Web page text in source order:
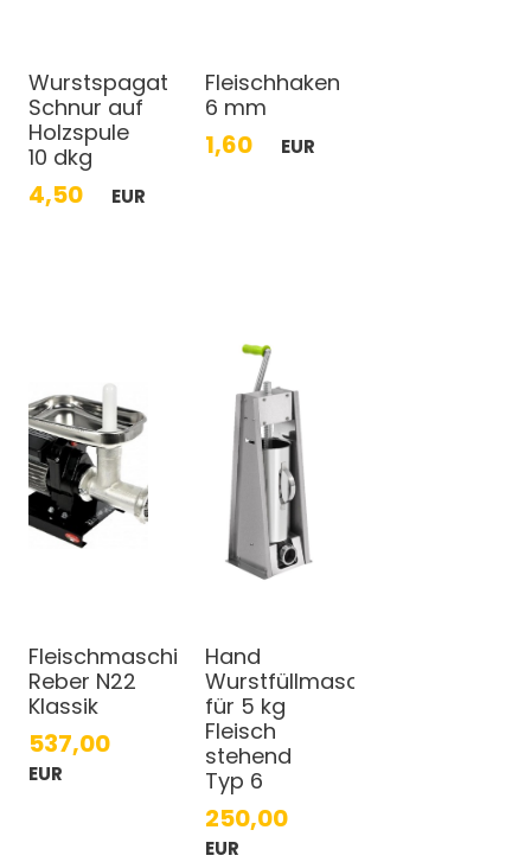
Wurstspagat
Schnur auf
Holzspule
10 dkg
4,50 EUR
Fleischhaken
6 mm
1,60 EUR
Fleischmaschine
Reber N22
Klassik
537,00
EUR
Hand
Wurstfüllmaschine
für 5 kg
Fleisch
stehend
Typ 6
250,00
EUR